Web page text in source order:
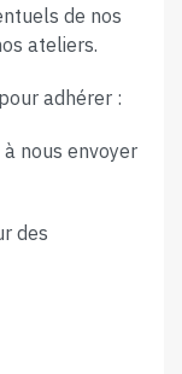
de nos
ateliers.
adhérer :
nous envoyer
des